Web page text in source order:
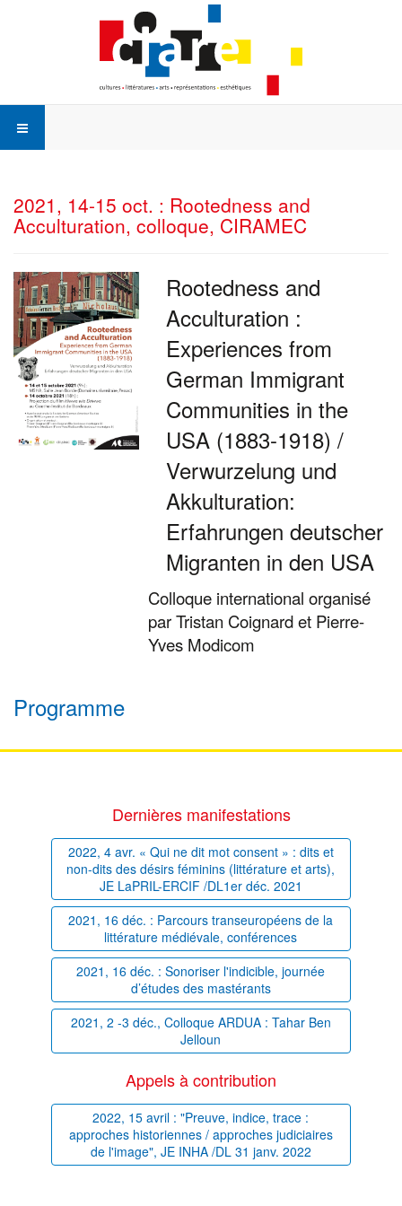
2021, 14-15 oct. : Rootedness and
Acculturation, colloque, CIRAMEC
Rootedness and
Acculturation :
Experiences from
German Immigrant
Communities in the
USA (1883-1918) /
Verwurzelung und
Akkulturation:
Erfahrungen deutscher
Migranten in den USA
Colloque international organisé
par Tristan Coignard et Pierre-
Yves Modicom
Programme
Dernières manifestations
2022, 4 avr. « Qui ne dit mot consent » : dits et
non-dits des désirs féminins (littérature et arts),
JE LaPRIL-ERCIF /DL1er déc. 2021
2021, 16 déc. : Parcours transeuropéens de la
littérature médiévale, conférences
2021, 16 déc. : Sonoriser l'indicible, journée
d’études des mastérants
2021, 2 -3 déc., Colloque ARDUA : Tahar Ben
Jelloun
Appels à contribution
2022, 15 avril : "Preuve, indice, trace :
approches historiennes / approches judiciaires
de l'image", JE INHA /DL 31 janv. 2022